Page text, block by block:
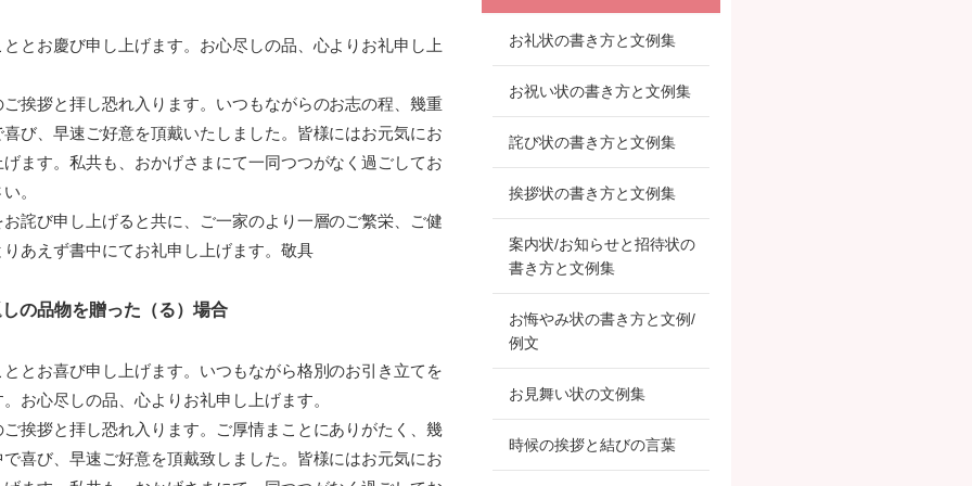
とお慶び申し上げます。お心尽しの品、心よりお礼申し上
挨拶と拝し恐れ入ります。いつもながらのお志の程、幾重
び、早速ご好意を頂戴いたしました。皆様にはお元気にお
ます。私共も、おかげさまにて一同つつがなく過ごしてお
。
詫び申し上げると共に、ご一家のより一層のご繁栄、ご健
あえず書中にてお礼申し上げます。敬具
の品物を贈った（る）場合
とお喜び申し上げます。いつもながら格別のお引き立てを
お心尽しの品、心よりお礼申し上げます。
挨拶と拝し恐れ入ります。ご厚情まことにありがたく、幾
喜び、早速ご好意を頂戴致しました。皆様にはお元気にお
お礼状の書き方と文例集
お祝い状の書き方と文例集
詫び状の書き方と文例集
挨拶状の書き方と文例集
案内状/お知らせと招待状の
書き方と文例集
お悔やみ状の書き方と文例/
例文
お見舞い状の文例集
時候の挨拶と結びの言葉